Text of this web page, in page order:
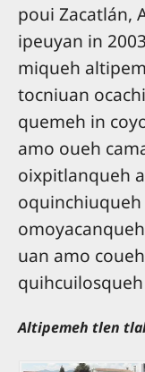
poui Zacatlán,
ipeuyan in
miqueh
tocniuan
quemeh in
amo oueh
oixpitlanqueh
uan amo
Altipemeh tlen